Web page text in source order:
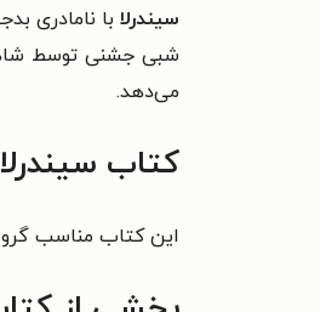
سیندرلا با نامادری
شبی جشنی توسط
می‌دهد.
کتاب
این کتاب مناسب